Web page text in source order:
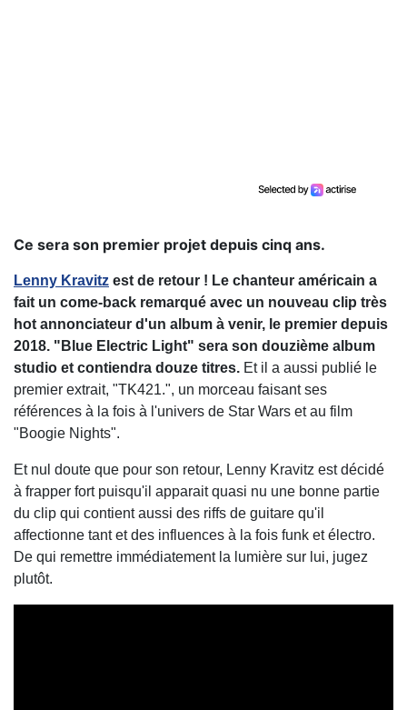
Ce sera son premier projet depuis cinq ans.
Lenny Kravitz est de retour ! Le chanteur américain a
fait un come-back remarqué avec un nouveau clip très
hot annonciateur d'un album à venir, le premier depuis
2018. "Blue Electric Light" sera son douzième album
studio et contiendra douze titres. Et il a aussi publié le
premier extrait, "TK421.", un morceau faisant ses
références à la fois à l'univers de Star Wars et au film
"Boogie Nights".
Et nul doute que pour son retour, Lenny Kravitz est décidé
à frapper fort puisqu'il apparait quasi nu une bonne partie
du clip qui contient aussi des riffs de guitare qu'il
affectionne tant et des influences à la fois funk et électro.
De qui remettre immédiatement la lumière sur lui, jugez
plutôt.